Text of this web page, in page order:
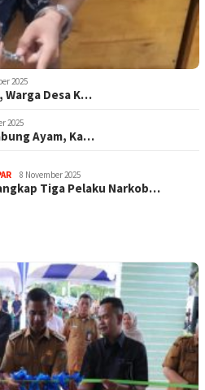
2025
Warga Desa K…
2025
Ayam, Ka…
8 November 2025
Tiga Pelaku Narkob…